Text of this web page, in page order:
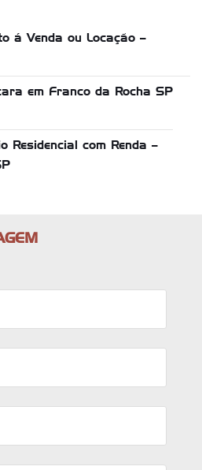
á Venda ou Locação –
em Franco da Rocha SP
Residencial com Renda –